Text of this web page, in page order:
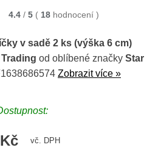
4.4 / 5 ( 18 hodnocení )
v sadě 2 ks (výška 6 cm)
od oblíbené značky Star
Zobrazit více »
vč. DPH